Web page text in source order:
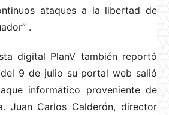
ataques a la libertad de
.
digital PlanV también reportó
9 de julio su portal web salió
informático proveniente de
Juan Carlos Calderón, director